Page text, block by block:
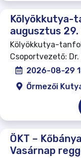
Kölyökkutya-
augusztus
Kölyökkutya-
Csoportvezető:
2026-08-29
Őrmezői
ÖKT –
Vasárnap